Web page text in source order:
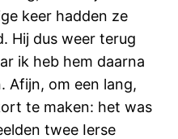
keer hadden ze
Hij dus weer terug
ik heb hem daarna
Afijn, om een lang,
te maken: het was
twee Ierse